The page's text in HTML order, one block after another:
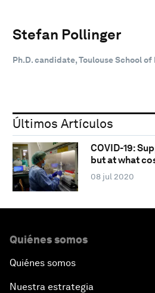
Stefan Pollinger
Ph.D. candidate, Toulouse School of
Últimos Artículos
COVID-19:
but at what
08 jul 2020
Quiénes somos
Quiénes somos
Nuestra estrategia